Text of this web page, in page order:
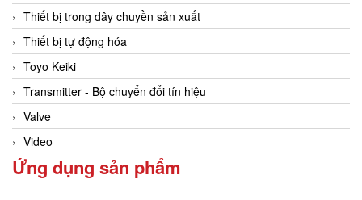
Thiết bị trong dây chuyền sản xuất
Thiết bị tự động hóa
Toyo Keiki
Transmitter - Bộ chuyển đổi tín hiệu
Valve
Video
Ứng dụng sản phẩm